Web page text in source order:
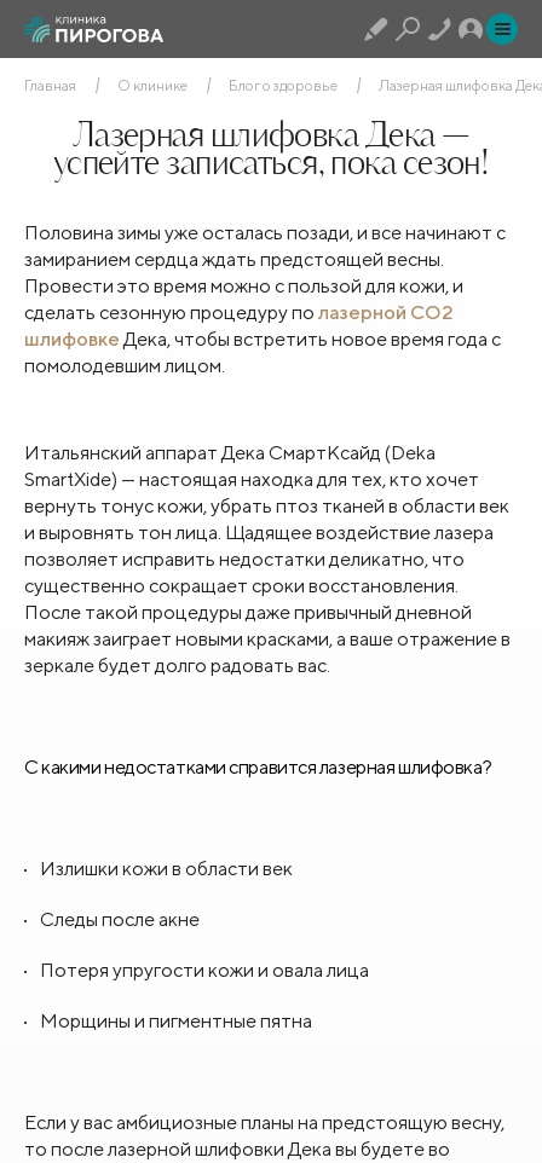
Главная О клинике Блог о здоровье Лазерная шлифовка
Лазерная шлифовка Дека —
успейте записаться, пока сезон!
Половина зимы уже осталась позади, и все начинают с
замиранием сердца ждать предстоящей весны.
Провести это время можно с пользой для кожи, и
сделать сезонную процедуру по лазерной СО2
шлифовкеДека, чтобы встретить новое время года с
помолодевшим лицом.
Итальянский аппарат Дека СмартКсайд (Deka
SmartXide) — настоящая находка для тех, кто хочет
вернуть тонус кожи, убрать птоз тканей в области век
и выровнять тон лица. Щадящее воздействие лазера
позволяет исправить недостатки деликатно, что
существенно сокращает сроки восстановления.
После такой процедуры даже привычный дневной
макияж заиграет новыми красками, а ваше отражение в
зеркале будет долго радовать вас.
С какими недостатками справится лазерная шлифовка?
Излишки кожи в области век
Следы после акне
Потеря упругости кожи и овала лица
Морщины и пигментные пятна
Если у вас амбициозные планы на предстоящую весну,
то после лазерной шлифовки Дека вы будете во